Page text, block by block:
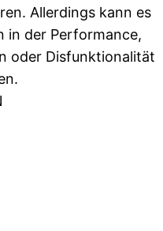
Allerdings kann es
in der Performance,
oder Disfunktionalität